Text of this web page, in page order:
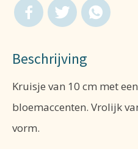
Beschrijving
Kruisje van 10 cm met
bloemaccenten. Vrolijk
vorm.